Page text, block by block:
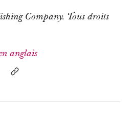
Company. Tous droits
anglais